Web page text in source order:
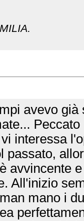
avevo già
interessa
passato,
avvincente
All'inizio
mano i